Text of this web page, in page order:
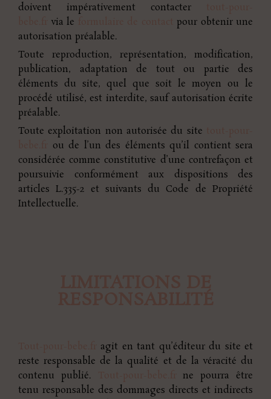
doivent impérativement contacter
via le
pour obtenir une
autorisation préalable.
Toute reproduction, représentation, modification,
publication, adaptation de tout ou partie des
éléments du site, quel que soit le moyen ou le
procédé utilisé, est interdite, sauf autorisation écrite
préalable.
Toute exploitation non autorisée du site
ou de l’un des éléments qu’il contient sera
considérée comme constitutive d’une contrefaçon et
poursuivie conformément aux dispositions des
articles L.335-2 et suivants du Code de Propriété
Intellectuelle.
agit en tant qu’éditeur du site et
reste responsable de la qualité et de la véracité du
contenu publié.
ne pourra être
tenu responsable des dommages directs et indirects